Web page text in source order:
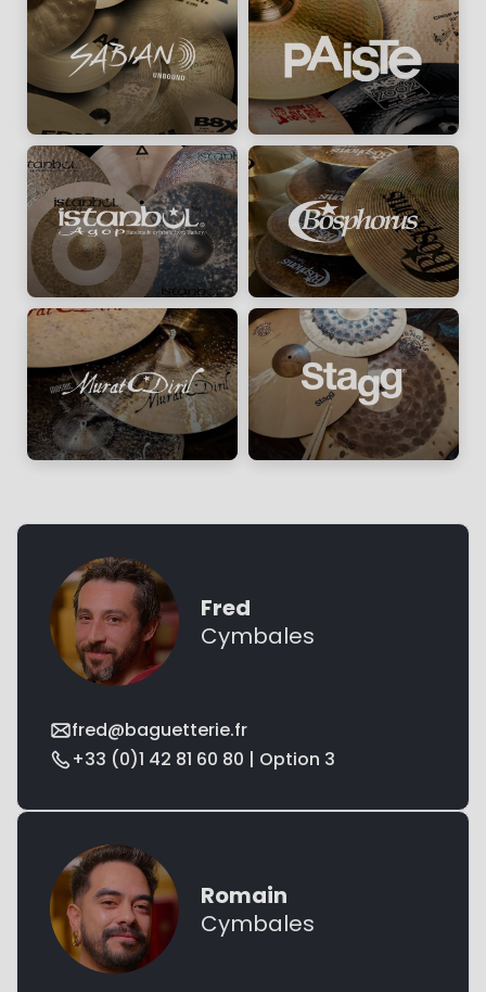
Fred
Cymbales
fred@baguetterie.fr
+33 (0)1 42 81 60 80 | Option 3
Romain
Cymbales